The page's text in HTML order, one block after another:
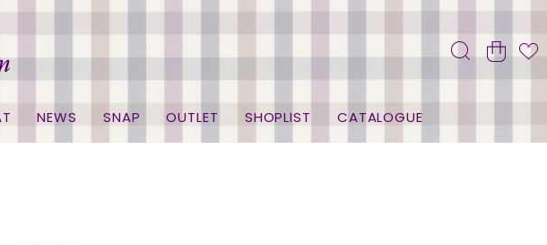
NEWS SNAP OUTLET SHOPLIST CATALOGUE